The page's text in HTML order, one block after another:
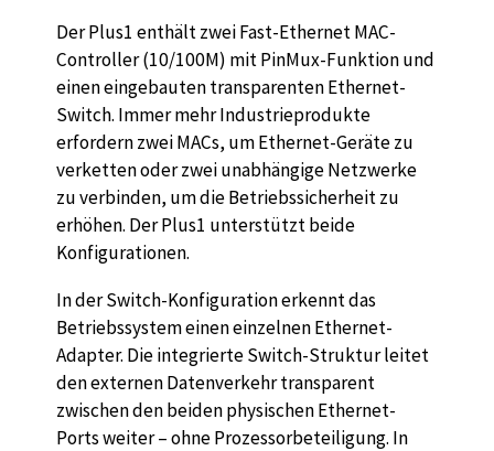
Der Plus1 enthält zwei Fast-Ethernet MAC-
Controller (10/100M) mit PinMux-Funktion und
einen eingebauten transparenten Ethernet-
Switch. Immer mehr Industrieprodukte
erfordern zwei MACs, um Ethernet-Geräte zu
verketten oder zwei unabhängige Netzwerke
zu verbinden, um die Betriebssicherheit zu
erhöhen. Der Plus1 unterstützt beide
Konfigurationen.
In der Switch-Konfiguration erkennt das
Betriebssystem einen einzelnen Ethernet-
Adapter. Die integrierte Switch-Struktur leitet
den externen Datenverkehr transparent
zwischen den beiden physischen Ethernet-
Ports weiter – ohne Prozessorbeteiligung. In